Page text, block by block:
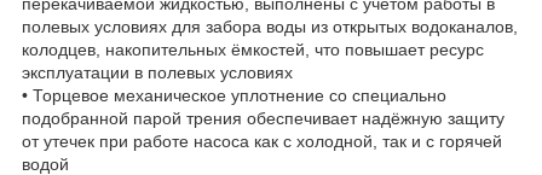
полевых условиях для забора воды из открытых водоканалов,
колодцев, накопительных ёмкостей, что повышает ресурс
эксплуатации в полевых условиях
• Торцевое механическое уплотнение со специально
подобранной парой трения обеспечивает надёжную защиту
от утечек при работе насоса как с холодной, так и с горячей
водой